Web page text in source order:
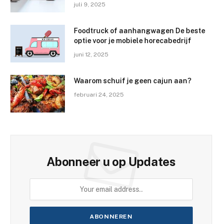
juli 9, 2025
Foodtruck of aanhangwagen De beste
optie voor je mobiele horecabedrijf
juni 12, 2025
Waarom schuif je geen cajun aan?
februari 24, 2025
Abonneer u op Updates